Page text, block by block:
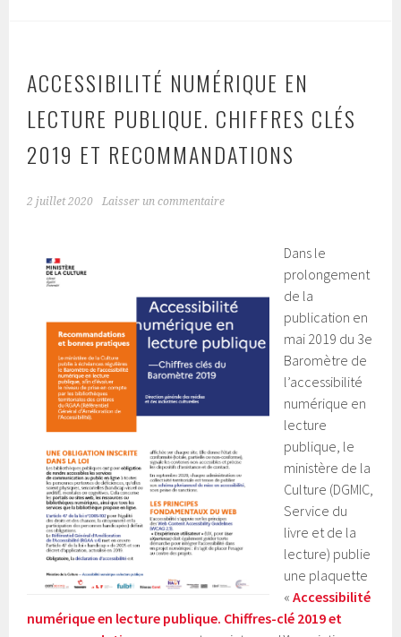
ACCESSIBILITÉ NUMÉRIQUE EN
LECTURE PUBLIQUE. CHIFFRES CLÉS
2019 ET RECOMMANDATIONS
2 juillet 2020 Laisser un commentaire
Dans le
prolongement
de la
publication en
mai 2019 du 3e
Baromètre de
l’accessibilité
numérique en
lecture
publique, le
ministère de la
Culture (DGMIC,
Service du
livre et de la
lecture) publie
une plaquette
«Accessibilité
numérique en lecture publique. Chiffres-clé 2019 et